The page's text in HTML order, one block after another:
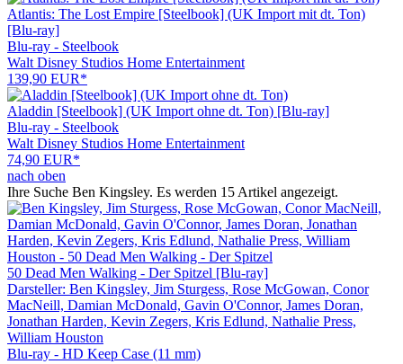
Atlantis: The Lost Empire [Steelbook] (UK Import mit dt. Ton)
[Blu-ray]
Blu-ray - Steelbook
Walt Disney Studios Home Entertainment
139,90 EUR*
Aladdin [Steelbook] (UK Import ohne dt. Ton) [Blu-ray]
Blu-ray - Steelbook
Walt Disney Studios Home Entertainment
74,90 EUR*
nach oben
Ihre Suche Ben Kingsley. Es werden 15 Artikel angezeigt.
50 Dead Men Walking - Der Spitzel [Blu-ray]
Darsteller: Ben Kingsley, Jim Sturgess, Rose McGowan, Conor
MacNeill, Damian McDonald, Gavin O'Connor, James Doran,
Jonathan Harden, Kevin Zegers, Kris Edlund, Nathalie Press,
William Houston
Blu-ray - HD Keep Case (11 mm)